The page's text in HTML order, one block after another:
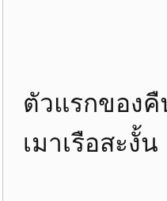
ตัวแรกของคื
เมาเรือสะงั้